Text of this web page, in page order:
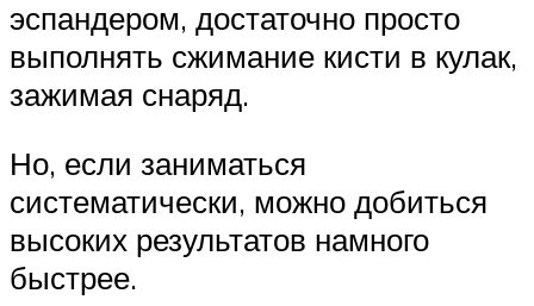
эспандером, достаточно просто
выполнять сжимание кисти в кулак,
зажимая снаряд.
Но, если заниматься
систематически, можно добиться
высоких результатов намного
быстрее.